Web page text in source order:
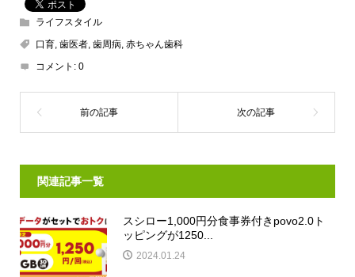
ライフスタイル
口育, 歯医者, 歯周病, 赤ちゃん歯科
コメント: 0
関連記事一覧
スシロー1,000円分食事券付きpovo2.0ト
ッピングが1250...
2024.01.24